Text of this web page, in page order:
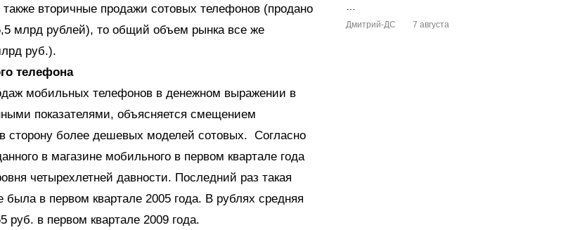
вторичные продажи сотовых телефонов (продано
млрд рублей), то общий объем рынка все же
руб.).
телефона
мобильных телефонов в денежном выражении в
показателями, объясняется смещением
в сторону более дешевых моделей сотовых. Согласно
в магазине мобильного в первом квартале года
четырехлетней давности. Последний раз такая
была в первом квартале 2005 года. В рублях средняя
руб. в первом квартале 2009 года.
Дмитрий-ДС 7 августа